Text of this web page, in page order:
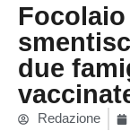
due
Redazione